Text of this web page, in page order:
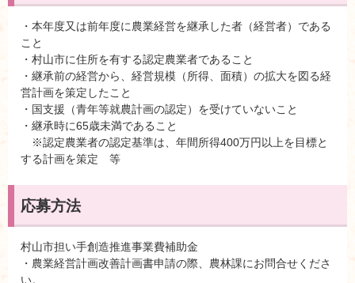
・本年度又は前年度に農業経営を継承した者（経営者）である
こと
・村山市に住所を有する認定農業者であること
・継承前の経営から、経営規模（所得、面積）の拡大を図る経
営計画を策定したこと
・国支援（青年等就農計画の認定）を受けていないこと
・継承時に65歳未満であること
※認定農業者の認定基準は、年間所得400万円以上を目標と
する計画を策定 等
応募方法
村山市担い手創造推進事業費補助金
・農業経営計画改善計画書申請の際、農林課にお問合せくださ
い。